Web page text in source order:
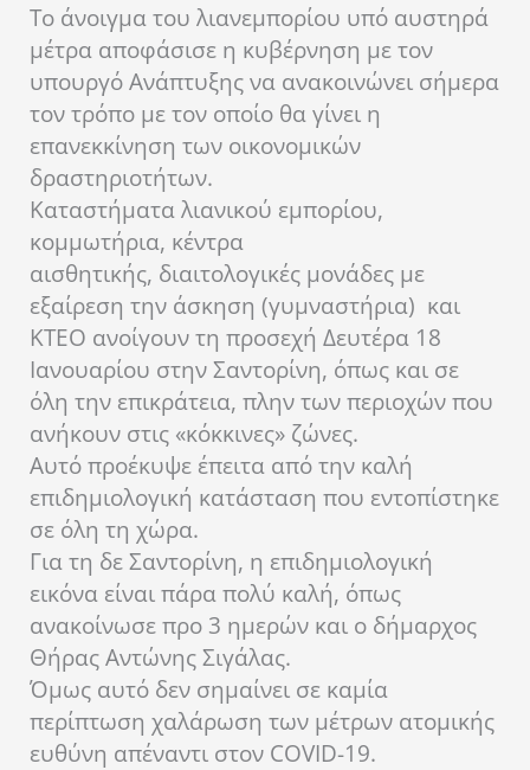
Το άνοιγμα του λιανεμπορίου υπό αυστηρά
μέτρα αποφάσισε η κυβέρνηση με τον
υπουργό Ανάπτυξης να ανακοινώνει σήμερα
τον τρόπο με τον οποίο θα γίνει η
επανεκκίνηση των οικονομικών
δραστηριοτήτων.
Καταστήματα λιανικού εμπορίου,
κομμωτήρια, κέντρα
αισθητικής, διαιτολογικές μονάδες με
εξαίρεση την άσκηση (γυμναστήρια) και
ΚΤΕΟ ανοίγουν τη προσεχή Δευτέρα 18
Ιανουαρίου στην Σαντορίνη, όπως και σε
όλη την επικράτεια, πλην των περιοχών που
ανήκουν στις «κόκκινες» ζώνες.
Αυτό προέκυψε έπειτα από την καλή
επιδημιολογική κατάσταση που εντοπίστηκε
σε όλη τη χώρα.
Για τη δε Σαντορίνη, η επιδημιολογική
εικόνα είναι πάρα πολύ καλή, όπως
ανακοίνωσε προ 3 ημερών και ο δήμαρχος
Θήρας Αντώνης Σιγάλας.
Όμως αυτό δεν σημαίνει σε καμία
περίπτωση χαλάρωση των μέτρων ατομικής
ευθύνη απέναντι στον COVID-19.